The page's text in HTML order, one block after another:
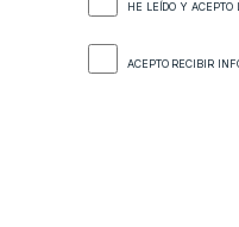
HE LEÍDO Y ACEPTO
ACEPTO RECIBIR